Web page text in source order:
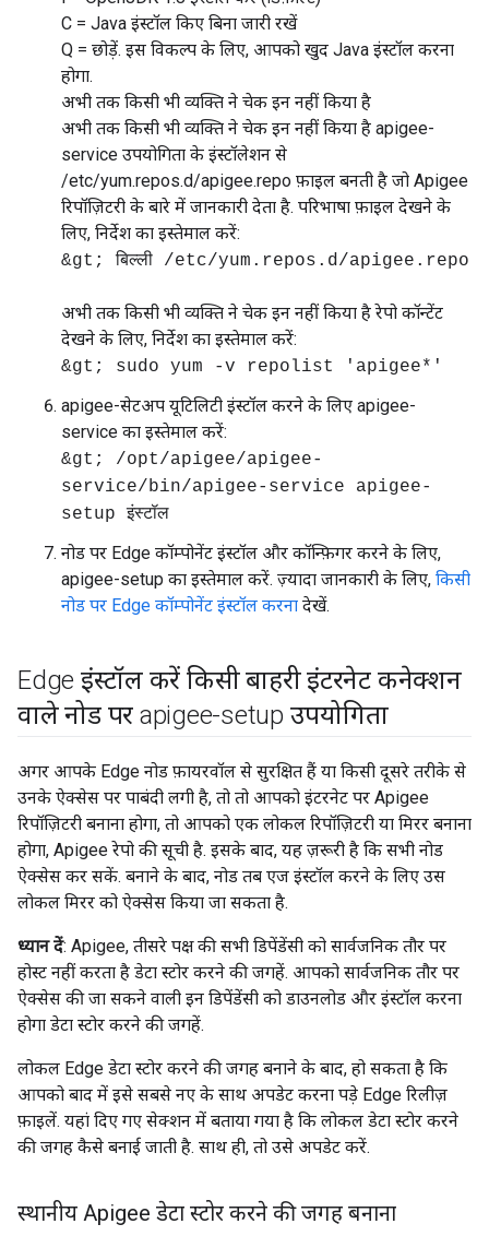
C = Java इंस्टॉल किए बिना जारी रखें
Q = छोड़ें. इस विकल्प के लिए, आपको खुद Java इंस्टॉल करना
होगा.
अभी तक किसी भी व्यक्ति ने चेक इन नहीं किया है
अभी तक किसी भी व्यक्ति ने चेक इन नहीं किया है apigee-
service उपयोगिता के इंस्टॉलेशन से
/etc/yum.repos.d/apigee.repo फ़ाइल बनती है जो Apigee
रिपॉज़िटरी के बारे में जानकारी देता है. परिभाषा फ़ाइल देखने के
लिए, निर्देश का इस्तेमाल करें:
&gt; बिल्ली /etc/yum.repos.d/apigee.repo
अभी तक किसी भी व्यक्ति ने चेक इन नहीं किया है रेपो कॉन्टेंट
देखने के लिए, निर्देश का इस्तेमाल करें:
&gt; sudo yum -v repolist 'apigee*'
apigee-सेटअप यूटिलिटी इंस्टॉल करने के लिए apigee-
service का इस्तेमाल करें:
&gt; /opt/apigee/apigee-
service/bin/apigee-service apigee-
setup इंस्टॉल
नोड पर Edge कॉम्पोनेंट इंस्टॉल और कॉन्फ़िगर करने के लिए,
apigee-setup का इस्तेमाल करें. ज़्यादा जानकारी के लिए, किसी
नोड पर Edge कॉम्पोनेंट इंस्टॉल करना देखें.
Edge इंस्टॉल करें किसी बाहरी इंटरनेट कनेक्शन
वाले नोड पर apigee-setup उपयोगिता
अगर आपके Edge नोड फ़ायरवॉल से सुरक्षित हैं या किसी दूसरे तरीके से
उनके ऐक्सेस पर पाबंदी लगी है, तो तो आपको इंटरनेट पर Apigee
रिपॉज़िटरी बनाना होगा, तो आपको एक लोकल रिपॉज़िटरी या मिरर बनाना
होगा, Apigee रेपो की सूची है. इसके बाद, यह ज़रूरी है कि सभी नोड
ऐक्सेस कर सकें. बनाने के बाद, नोड तब एज इंस्टॉल करने के लिए उस
लोकल मिरर को ऐक्सेस किया जा सकता है.
ध्यान दें: Apigee, तीसरे पक्ष की सभी डिपेंडेंसी को सार्वजनिक तौर पर
होस्ट नहीं करता है डेटा स्टोर करने की जगहें. आपको सार्वजनिक तौर पर
ऐक्सेस की जा सकने वाली इन डिपेंडेंसी को डाउनलोड और इंस्टॉल करना
होगा डेटा स्टोर करने की जगहें.
लोकल Edge डेटा स्टोर करने की जगह बनाने के बाद, हो सकता है कि
आपको बाद में इसे सबसे नए के साथ अपडेट करना पड़े Edge रिलीज़
फ़ाइलें. यहां दिए गए सेक्शन में बताया गया है कि लोकल डेटा स्टोर करने
की जगह कैसे बनाई जाती है. साथ ही, तो उसे अपडेट करें.
स्थानीय Apigee डेटा स्टोर करने की जगह बनाना